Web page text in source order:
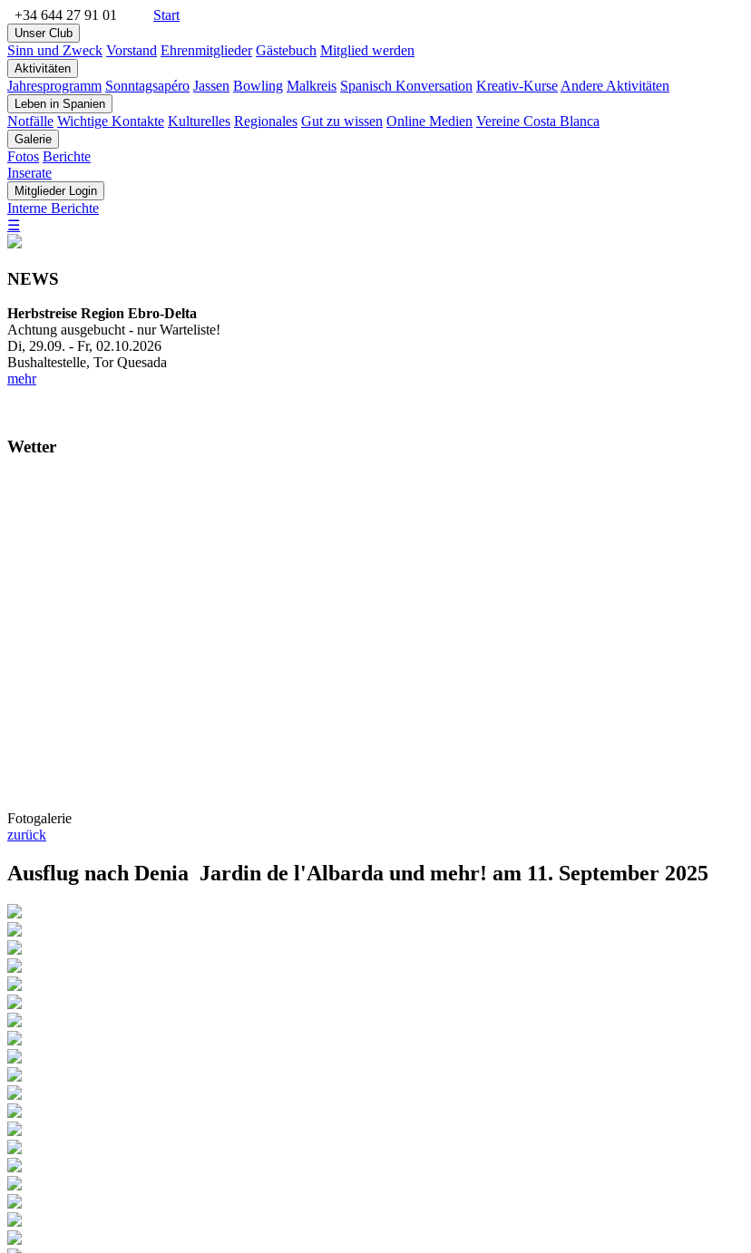
+34 644 27 91 01 Start
Unser Club
Sinn und Zweck Vorstand Ehrenmitglieder Gästebuch Mitglied werden
Aktivitäten
Jahresprogramm Sonntagsapéro Jassen Bowling Malkreis Spanisch Konversation Kreativ-Kurse Andere Aktivitäten
Leben in Spanien
Notfälle Wichtige Kontakte Kulturelles Regionales Gut zu wissen Online Medien Vereine Costa Blanca
Galerie
Fotos Berichte
Inserate
Mitglieder Login
Interne Berichte
☰
NEWS
Herbstreise Region Ebro-Delta
Achtung ausgebucht - nur Warteliste!
Di, 29.09. - Fr, 02.10.2026
Bushaltestelle, Tor Quesada
mehr
Wetter
Fotogalerie
zurück
Ausflug nach Denia Jardin de l'Albarda und mehr! am 11. September 2025